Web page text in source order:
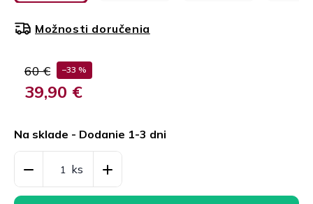
60 € –33 %
39,90 €
cena:
Na sklade - Dodanie 1-3 dni
Možnosti doručenia